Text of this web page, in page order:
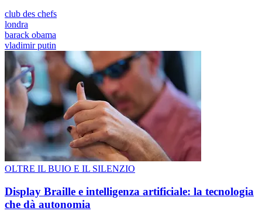
club des chefs
londra
barack obama
vladimir putin
OLTRE IL BUIO E IL SILENZIO
Display Braille e intelligenza artificiale: la tecnologia
che dà autonomia